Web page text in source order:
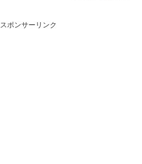
スポンサーリンク